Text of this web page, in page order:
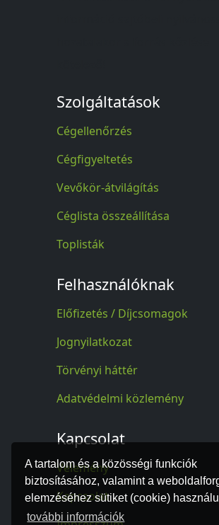
A tartalom és a közösségi funkciók
biztosításához, valamint a
elemzéséhez sütiket (cookie)
további információk
Szolgáltatások
Cégellenőrzés
Cégfigyeltetés
Vevőkör-átvilágítás
Céglista összeállítása
Toplisták
Felhasználóknak
Előfizetés / Díjcsomagok
Jognyilatkozat
Törvényi háttér
Adatvédelmi közlemény
Kapcsolat
Vélemény
Kapcsolat